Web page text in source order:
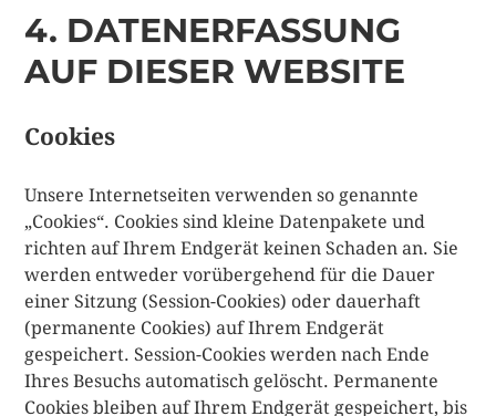
4. DATENERFASSUNG
AUF DIESER WEBSITE
Cookies
Unsere Internetseiten verwenden so genannte
„Cookies“. Cookies sind kleine Datenpakete und
richten auf Ihrem Endgerät keinen Schaden an. Sie
werden entweder vorübergehend für die Dauer
einer Sitzung (Session-Cookies) oder dauerhaft
(permanente Cookies) auf Ihrem Endgerät
gespeichert. Session-Cookies werden nach Ende
Ihres Besuchs automatisch gelöscht. Permanente
Cookies bleiben auf Ihrem Endgerät gespeichert, bis